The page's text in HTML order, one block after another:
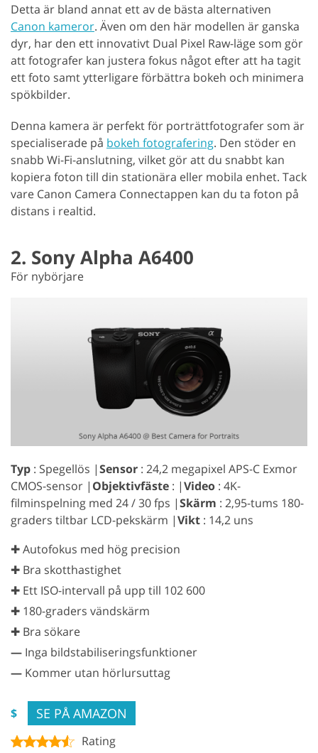
Detta är bland annat ett av de bästa alternativen
Canon kameror. Även om den här modellen är ganska
dyr, har den ett innovativt Dual Pixel Raw-läge som gör
att fotografer kan justera fokus något efter att ha tagit
ett foto samt ytterligare förbättra bokeh och minimera
spökbilder.
Denna kamera är perfekt för porträttfotografer som är
specialiserade på bokeh fotografering. Den stöder en
snabb Wi-Fi-anslutning, vilket gör att du snabbt kan
kopiera foton till din stationära eller mobila enhet. Tack
vare Canon Camera Connectappen kan du ta foton på
distans i realtid.
2. Sony Alpha A6400
För nybörjare
Typ : Spegellös |Sensor : 24,2 megapixel APS-C Exmor
CMOS-sensor | Objektivfäste : |Video : 4K-
filminspelning med 24 / 30 fps |Skärm : 2,95-tums 180-
graders tiltbar LCD-pekskärm |Vikt : 14,2 uns
✚ Autofokus med hög precision
✚ Bra skotthastighet
✚ Ett ISO-intervall på upp till 102 600
✚ 180-graders vändskärm
✚ Bra sökare
— Inga bildstabiliseringsfunktioner
— Kommer utan hörlursuttag
$ SE PÅ AMAZON
Rating